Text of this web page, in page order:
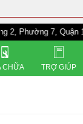
7, Quận 10,
CHỮA TRỢ GIÚP